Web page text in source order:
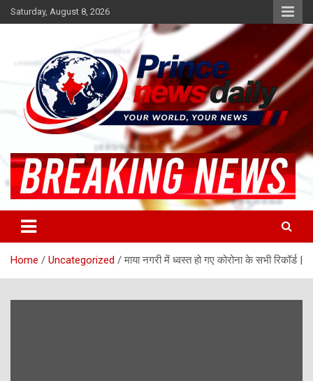
Skip
to
Saturday, August 8, 2026
Princenews Daily
Home Uncategorized माया नगरी में ध्वस्त हो गए कोरोना के सभी रिकॉर्ड |